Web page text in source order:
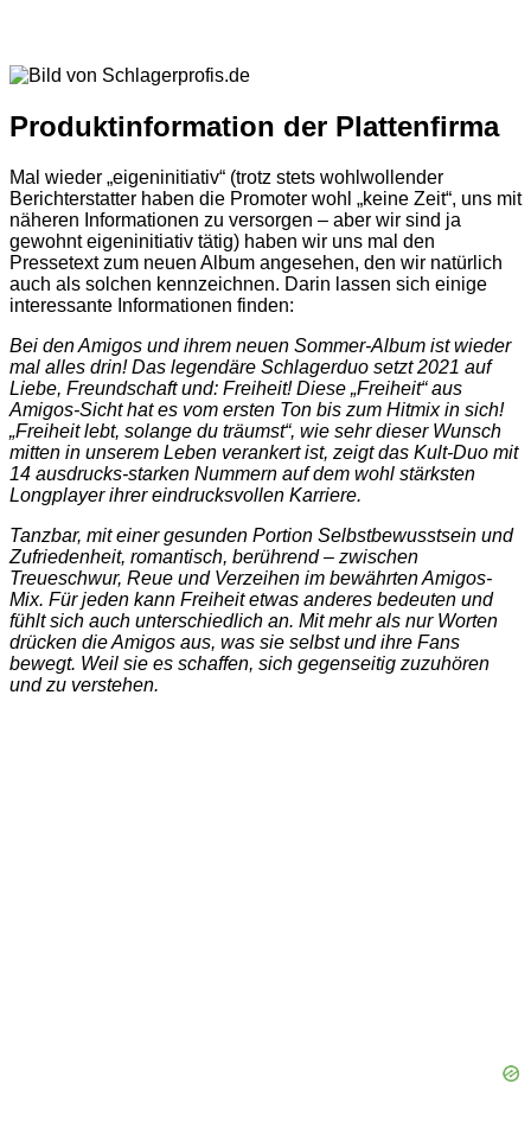
Produktinformation der Plattenfirma
Mal wieder „eigeninitiativ“ (trotz stets wohlwollender
Berichterstatter haben die Promoter wohl „keine Zeit“, uns mit
näheren Informationen zu versorgen – aber wir sind ja
gewohnt eigeninitiativ tätig) haben wir uns mal den
Pressetext zum neuen Album angesehen, den wir natürlich
auch als solchen kennzeichnen. Darin lassen sich einige
interessante Informationen finden:
Bei den Amigos und ihrem neuen Sommer-Album ist wieder
mal alles drin!Das legendäre Schlagerduo setzt 2021 auf
Liebe, Freundschaft und: Freiheit! Diese „Freiheit“ aus
Amigos-Sicht hat es vom ersten Ton bis zum Hitmix in sich!
„Freiheit lebt, solange du träumst“, wie sehr dieser Wunsch
mitten in unserem Leben verankert ist, zeigt das Kult-Duo mit
14 ausdrucks-starken Nummern auf dem wohl stärksten
Longplayer ihrer eindrucksvollen Karriere.
Tanzbar, mit einer gesunden Portion Selbstbewusstsein und
Zufriedenheit, romantisch, berührend – zwischen
Treueschwur, Reue und Verzeihen im bewährten Amigos-
Mix. Für jeden kann Freiheit etwas anderes bedeuten und
fühlt sich auch unterschiedlich an. Mit mehr als nur Worten
drücken die Amigos aus, was sie selbst und ihre Fans
bewegt. Weil sie es schaffen, sich gegenseitig zuzuhören
und zu verstehen.